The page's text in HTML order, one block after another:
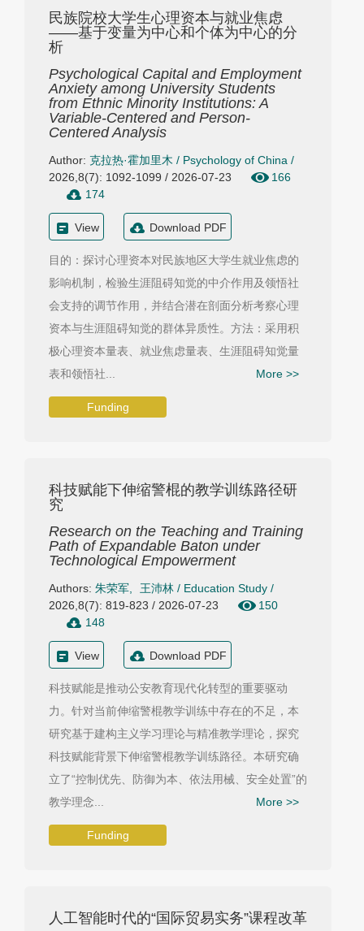
民族院校大学生心理资本与就业焦虑
——基于变量为中心和个体为中心的分
析
Psychological Capital and Employment
Anxiety among University Students
from Ethnic Minority Institutions: A
Variable-Centered and Person-
Centered Analysis
Author: 克拉热·霍加里木 / Psychology of China /
2026,8(7): 1092-1099 / 2026-07-23
166
174
View Download PDF
目的：探讨心理资本对民族地区大学生就业焦虑的
影响机制，检验生涯阻碍知觉的中介作用及领悟社
会支持的调节作用，并结合潜在剖面分析考察心理
资本与生涯阻碍知觉的群体异质性。方法：采用积
极心理资本量表、就业焦虑量表、生涯阻碍知觉量
表和领悟社...
More >>
Funding
科技赋能下伸缩警棍的教学训练路径研
究
Research on the Teaching and Training
Path of Expandable Baton under
Technological Empowerment
Authors: 朱荣军 王沛林/ Education Study/
2026,8(7): 819-823 / 2026-07-23
150
148
View Download PDF
科技赋能是推动公安教育现代化转型的重要驱动
力。针对当前伸缩警棍教学训练中存在的不足，本
研究基于建构主义学习理论与精准教学理论，探究
科技赋能背景下伸缩警棍教学训练路径。本研究确
立了“控制优先、防御为本、依法用械、安全处置”的
教学理念...
More >>
Funding
人工智能时代的“国际贸易实务”课程改革